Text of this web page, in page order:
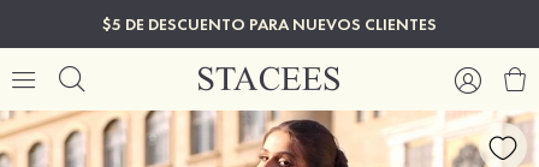
$5 DE DESCUENTO PARA NUEVOS CLIENTES